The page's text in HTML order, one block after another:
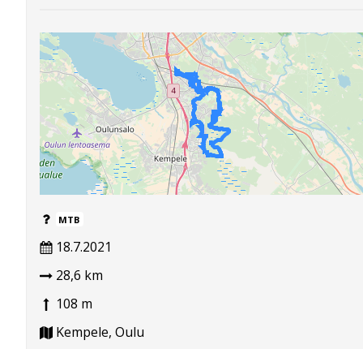
MTB
18.7.2021
28,6 km
108 m
Kempele, Oulu